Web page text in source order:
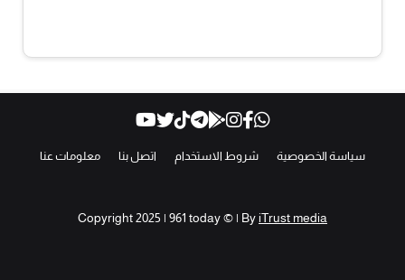
سياسة الخصوصية شروط الاستخدام اتصل بنا معلومات عنا
Copyright 2025 | 961 today © | By iTrust media